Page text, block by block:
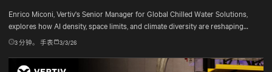
Enrico Miconi, Vertiv's Senior Manager for Global Chilled Water Solutions,
explores how AI density, space limits, and climate diversity are reshaping
cooling and how Vertiv™ solutions meet these demands.
3分钟。 手表 3/3/26